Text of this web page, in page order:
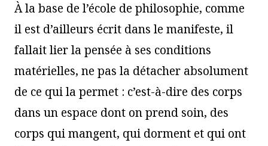
À la base de l’école de philosophie, comme
il est d’ailleurs écrit dans le manifeste, il
fallait lier la pensée à ses conditions
matérielles, ne pas la détacher absolument
de ce qui la permet : c’est-à-dire des corps
dans un espace dont on prend soin, des
corps qui mangent, qui dorment et qui ont